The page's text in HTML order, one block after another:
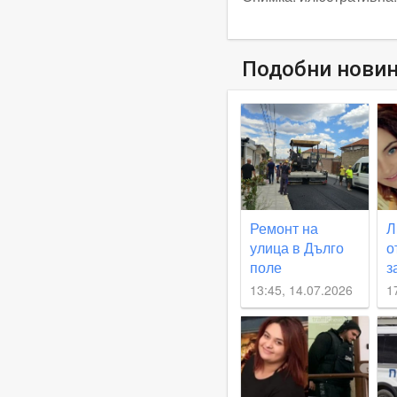
Подобни
Ремонт на
улица в Дълго
поле
продължава,
кметът
инспектира
работата
13:45, 14.07.2026